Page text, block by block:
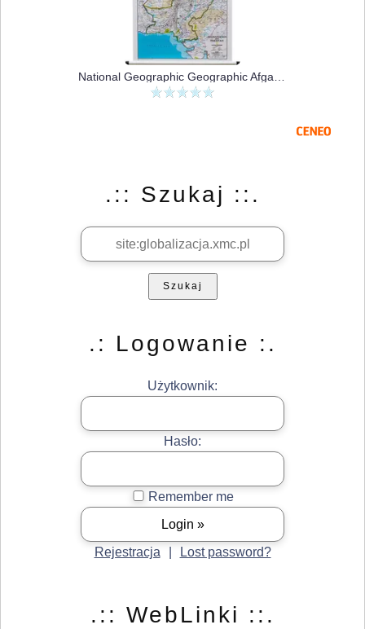
.:: Szukaj ::.
Szukaj
.: Logowanie :.
Użytkownik:
Hasło:
Remember me
Rejestracja Lost password?
.:: WebLinki ::.